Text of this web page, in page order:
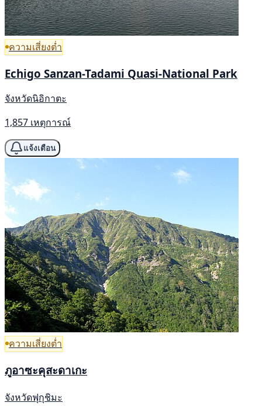
ความเสี่ยงต่ำ
Echigo Sanzan-Tadami Quasi-National Park
จังหวัดนิอิกาตะ
1,857 เหตุการณ์
แจ้งเตือน
ความเสี่ยงต่ำ
ภูอาซะคุสะดาเกะ
จังหวัดฟุกุชิมะ